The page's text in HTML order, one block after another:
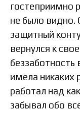
гостеприимно
не было видно.
защитный
вернулся к
беззаботность
имела никаких
работал над
забывал обо